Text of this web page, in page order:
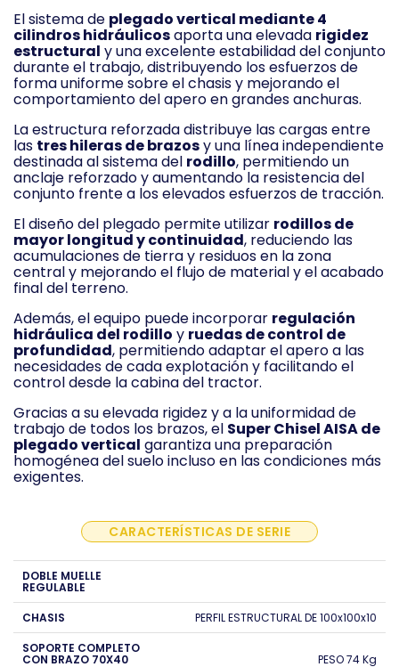
El sistema de plegado vertical mediante 4
cilindros hidráulicosaporta una elevada rigidez
estructural y una excelente estabilidad del conjunto
durante el trabajo, distribuyendo los esfuerzos de
forma uniforme sobre el chasis y mejorando el
comportamiento del apero en grandes anchuras.
La estructura reforzada distribuye las cargas entre
las tres hileras de brazosy una línea independiente
destinada al sistema del rodillo, permitiendo un
anclaje reforzado y aumentando la resistencia del
conjunto frente a los elevados esfuerzos de tracción.
El diseño del plegado permite utilizar rodillos de
mayor longitud y continuidad, reduciendo las
acumulaciones de tierra y residuos en la zona
central y mejorando el flujo de material y el acabado
final del terreno.
Además, el equipo puede incorporar regulación
hidráulica del rodillo y ruedas de control de
profundidad, permitiendo adaptar el apero a las
necesidades de cada explotación y facilitando el
control desde la cabina del tractor.
Gracias a su elevada rigidez y a la uniformidad de
trabajo de todos los brazos, el Super Chisel AISA de
plegado vertical garantiza una preparación
homogénea del suelo incluso en las condiciones más
exigentes.
CARACTERÍSTICAS DE SERIE
DOBLE MUELLE
REGULABLE
CHASIS
PERFIL ESTRUCTURAL DE 100x100x10
SOPORTE COMPLETO
CON BRAZO 70X40 PESO 74 Kg